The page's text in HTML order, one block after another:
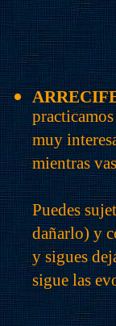
muy
mientras
Puedes
dañarlo) y
y sigues
sigue las